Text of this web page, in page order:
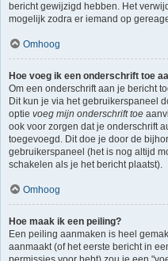
bericht gewijzigd hebben. Het
mogelijk zodra er iemand op
Omhoog
Hoe voeg ik een onderschrift toe
Om een onderschrift aan je bericht
Dit kun je via het gebruikerspaneel
optie voeg mijn onderschrift toe
ook voor zorgen dat je onderschrift
toegevoegd. Dit doe je door de
gebruikerspaneel (het is nog altijd
schakelen als je het bericht plaatst).
Omhoog
Hoe maak ik een peiling?
Een peiling aanmaken is heel
aanmaakt (of het eerste bericht in